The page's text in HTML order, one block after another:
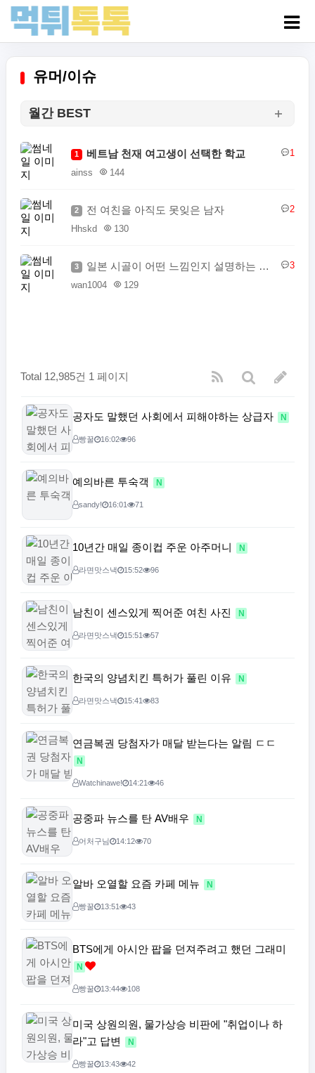
유머/이슈
월간 BEST
1 베트남 천재 여고생이 선택한 학교
1
ainss
144
2 전 여친을 아직도 못잊은 남자
2
Hhskd
130
3 일본 시골이 어떤 느낌인지 설명하는 일본인
3
wan1004
129
Total 12,985건 1 페이지
공자도 말했던 사회에서 피해야하는 상급자 N
빵꿀 16:02 96
예의바른 투숙객 N
sandy! 16:01 71
10년간 매일 종이컵 주운 아주머니 N
라면맛스낵 15:52 96
남친이 센스있게 찍어준 여친 사진 N
라면맛스낵 15:51 57
한국의 양념치킨 특허가 풀린 이유 N
라면맛스낵 15:41 83
연금복권 당첨자가 매달 받는다는 알림 ㄷㄷ
N
Watchinawe! 14:21 46
공중파 뉴스를 탄 AV배우 N
어처구님 14:12 70
알바 오열할 요즘 카페 메뉴 N
빵꿀 13:51 43
BTS에게 아시안 팝을 던져주려고 했던 그래미
N
빵꿀 13:44 108
미국 상원의원, 물가상승 비판에 "취업이나 하
라"고 답변
N
빵꿀 13:43 42